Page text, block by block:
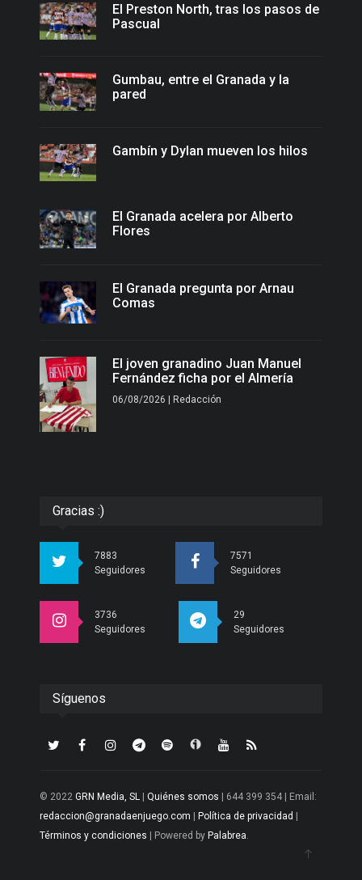
El Preston North, tras los pasos de
Pascual
Gumbau, entre el Granada y la
pared
Gambín y Dylan mueven los hilos
El Granada acelera por Alberto
Flores
El Granada pregunta por Arnau
Comas
El joven granadino Juan Manuel
Fernández ficha por el Almería
06/08/2026 | Redacción
Gracias :)
7883
Seguidores
7571
Seguidores
3736
Seguidores
29
Seguidores
Síguenos
© 2022 GRN Media, SL Quiénes somos | 644 399 354 | Email:
redaccion@granadaenjuego.com
Política de privacidad
Términos y condiciones | Powered by Palabrea.